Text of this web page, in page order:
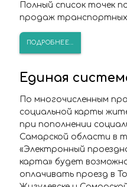
Полный список точек
продаж транспортных
ПОДРОБНЕЕ...
Единая
По многочисленным
социальной карты
при пополнении
Самарской области в
«Электронный
карта» будет
оплачивать проезд в